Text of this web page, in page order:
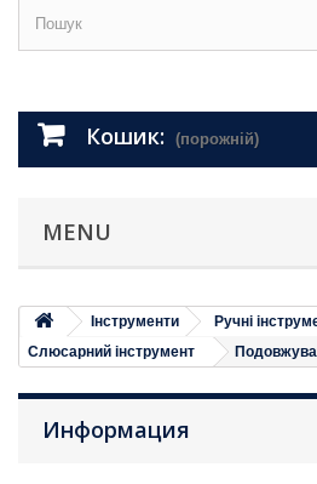
Кошик: (порожній)
MENU
Iнструменти
Ручні
Слюсарний інструмент
Информация